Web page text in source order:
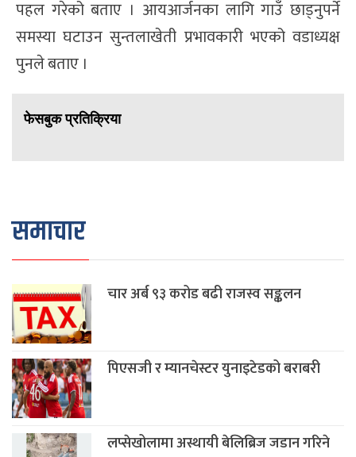
पहल गरेको बताए । आयआर्जनका लागि गाउँ छाड्नुपर्ने
समस्या घटाउन सुन्तलाखेती प्रभावकारी भएको वडाध्यक्ष
पुनले बताए ।
फेसबुक प्रतिक्रिया
समाचार
चार अर्ब ९३ करोड बढी राजस्व सङ्कलन
पिएसजी र म्यानचेस्टर युनाइटेडको बराबरी
लप्सेखोलामा अस्थायी बेलिब्रिज जडान गरिने